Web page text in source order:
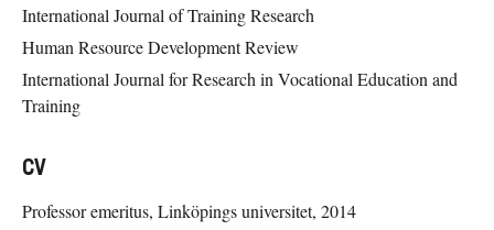
International Journal of Training Research
Human Resource Development Review
International Journal for Research in Vocational Education and
Training
CV
Professor emeritus, Linköpings universitet, 2014